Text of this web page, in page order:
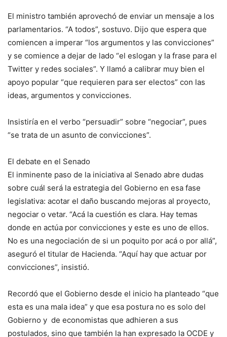
El ministro también aprovechó de enviar un mensaje a los
parlamentarios. “A todos”, sostuvo. Dijo que espera que
comiencen a imperar “los argumentos y las convicciones”
y se comience a dejar de lado “el eslogan y la frase para el
Twitter y redes sociales”. Y llamó a calibrar muy bien el
apoyo popular “que requieren para ser electos” con las
ideas, argumentos y convicciones.
Insistiría en el verbo “persuadir” sobre “negociar”, pues
“se trata de un asunto de convicciones”.
El debate en el Senado
El inminente paso de la iniciativa al Senado abre dudas
sobre cuál será la estrategia del Gobierno en esa fase
legislativa: acotar el daño buscando mejoras al proyecto,
negociar o vetar. “Acá la cuestión es clara. Hay temas
donde en actúa por convicciones y este es uno de ellos.
No es una negociación de si un poquito por acá o por allá”,
aseguró el titular de Hacienda. “Aquí hay que actuar por
convicciones”, insistió.
Recordó que el Gobierno desde el inicio ha planteado “que
esta es una mala idea” y que esa postura no es solo del
Gobierno y de economistas que adhieren a sus
postulados, sino que también la han expresado la OCDE y